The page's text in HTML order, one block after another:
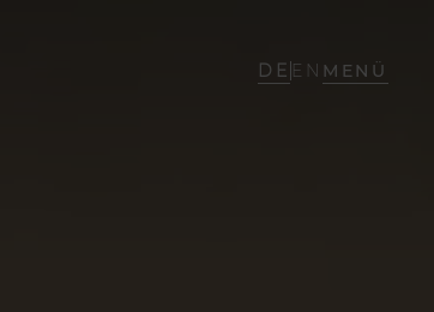
DE EN MENÜ